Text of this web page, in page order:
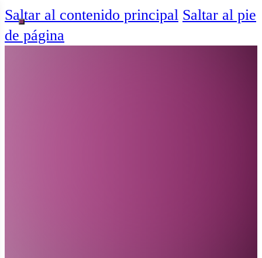
Saltar al contenido principal Saltar al pie
de página